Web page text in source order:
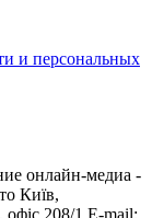
и персональных
онлайн-медиа -
Київ,
208/1 E-mail: